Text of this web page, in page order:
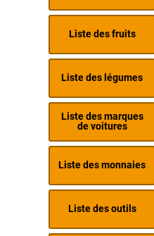
Liste des fruits
Liste des légumes
Liste des marques
de voitures
Liste des monnaies
Liste des outils